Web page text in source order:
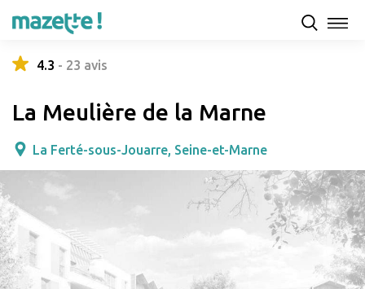
4.3 - 23 avis
La Meulière de la Marne
La Ferté-sous-Jouarre, Seine-et-Marne